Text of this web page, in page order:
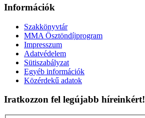
Információk
Szakkönyvtár
MMA Ösztöndíjprogram
Impresszum
Adatvédelem
Sütiszabályzat
Egyéb információk
Közérdekű adatok
Iratkozzon fel legújabb híreinkért!